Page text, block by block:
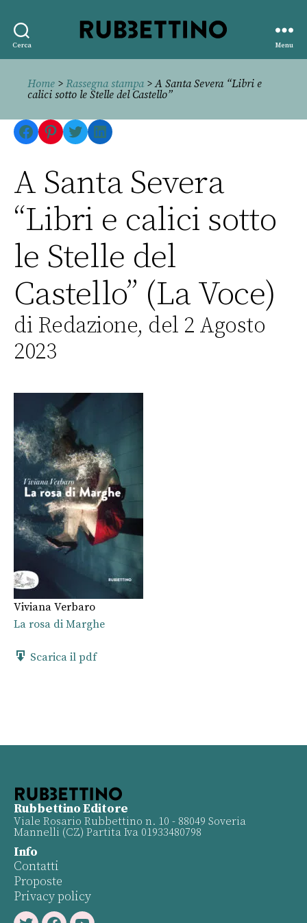
Cerca
editore
Menu
Home > Rassegna stampa> A Santa Severa “Libri e
calici sotto le Stelle del Castello”
Facebook
Pinterest
TwitterLinkedIn
A Santa Severa
“Libri e calici sotto
le Stelle del
Castello” (La Voce)
di Redazione, del 2 Agosto
2023
Viviana Verbaro
La rosa di Marghe
Scarica il pdf
Rubbettino Editore
Viale Rosario Rubbettino n. 10 - 88049 Soveria
Mannelli (CZ) Partita Iva 01933480798
Info
Contatti
Proposte
Privacy policy